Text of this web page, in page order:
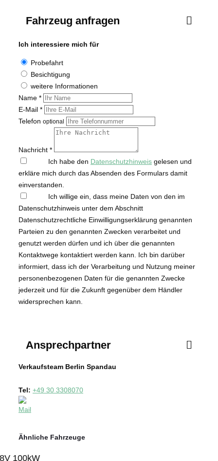
Fahrzeug anfragen
Ich interessiere mich für
Probefahrt
Besichtigung
weitere Informationen
Name *
E-Mail *
Telefon optional
Nachricht *
Ich habe den Datenschutzhinweis gelesen und
erkläre mich durch das Absenden des Formulars damit
einverstanden.
Ich willige ein, dass meine Daten von den im
Datenschutzhinweis unter dem Abschnitt
Datenschutzrechtliche Einwilligungserklärung genannten
Parteien zu den genannten Zwecken verarbeitet und
genutzt werden dürfen und ich über die genannten
Kontaktwege kontaktiert werden kann. Ich bin darüber
informiert, dass ich der Verarbeitung und Nutzung meiner
personenbezogenen Daten für die genannten Zwecke
jederzeit und für die Zukunft gegenüber dem Händler
widersprechen kann.
Ansprechpartner
Verkaufsteam Berlin Spandau
Tel: +49 30 3308070
Ähnliche Fahrzeuge